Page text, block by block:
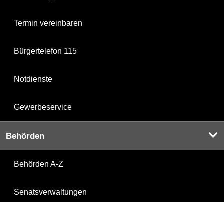
Termin vereinbaren
Bürgertelefon 115
Notdienste
Gewerbeservice
Behörden
Behörden A-Z
Senatsverwaltungen